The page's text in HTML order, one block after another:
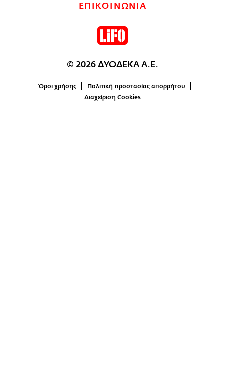
ΕΠΙΚΟΙΝΩΝΙΑ
© 2026 ΔΥΟΔΕΚΑ Α.Ε.
Όροι χρήσης
Πολιτική προστασίας απορρήτου
Διαχείριση Cookies